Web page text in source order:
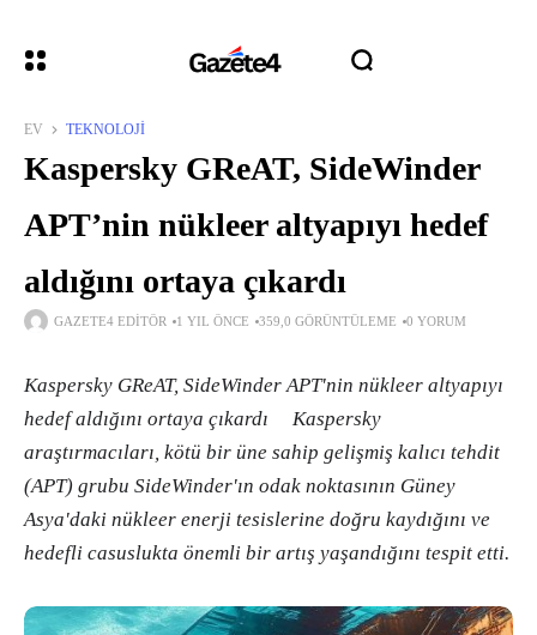
EV TEKNOLOJI
Kaspersky GReAT, SideWinder
APT’nin nükleer altyapıyı hedef
aldığını ortaya çıkardı
GAZETE4 EDITÖR 1 YIL ÖNCE 359,0 GÖRÜNTÜLEME 0 YORUM
Kaspersky GReAT, SideWinder APT'nin nükleer altyapıyı
hedef aldığını ortaya çıkardı Kaspersky
araştırmacıları, kötü bir üne sahip gelişmiş kalıcı tehdit
(APT) grubu SideWinder'ın odak noktasının Güney
Asya'daki nükleer enerji tesislerine doğru kaydığını ve
hedefli casuslukta önemli bir artış yaşandığını tespit etti.